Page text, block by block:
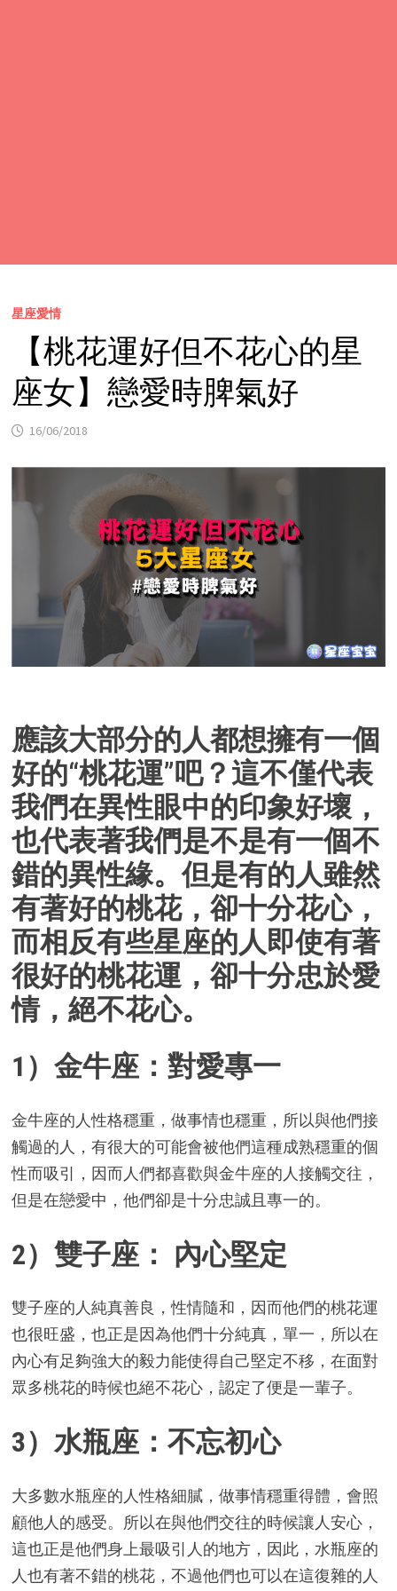
星座愛情
【桃花運好但不花心的星
座女】戀愛時脾氣好
16/06/2018
應該大部分的人都想擁有一個
好的“桃花運”吧？這不僅代表
我們在異性眼中的印象好壞，
也代表著我們是不是有一個不
錯的異性緣。但是有的人雖然
有著好的桃花，卻十分花心，
而相反有些星座的人即使有著
很好的桃花運，卻十分忠於愛
情，絕不花心。
1）金牛座：對愛專一
金牛座的人性格穩重，做事情也穩重，所以與他們接
觸過的人，有很大的可能會被他們這種成熟穩重的個
性而吸引，因而人們都喜歡與金牛座的人接觸交往，
但是在戀愛中，他們卻是十分忠誠且專一的。
2）雙子座： 內心堅定
雙子座的人純真善良，性情隨和，因而他們的桃花運
也很旺盛，也正是因為他們十分純真，單一，所以在
內心有足夠強大的毅力能使得自己堅定不移，在面對
眾多桃花的時候也絕不花心，認定了便是一輩子。
3）水瓶座：不忘初心
大多數水瓶座的人性格細膩，做事情穩重得體，會照
顧他人的感受。所以在與他們交往的時候讓人安心，
這也正是他們身上最吸引人的地方，因此，水瓶座的
人也有著不錯的桃花，不過他們也可以在這復雜的人